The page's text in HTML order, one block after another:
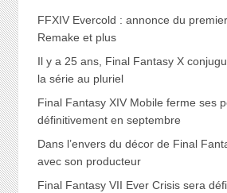
FFXIV Evercold : annonce du
Remake et plus
Il y a 25 ans, Final Fantasy X
la série au pluriel
Final Fantasy XIV Mobile ferme ses
définitivement en septembre
Dans l’envers du décor de Final
avec son producteur
Final Fantasy VII Ever Crisis sera